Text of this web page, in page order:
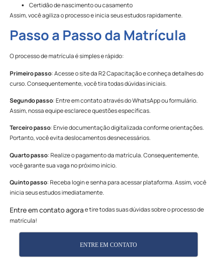
Certidão de nascimento ou casamento
Assim, você agiliza o processo e inicia seus estudos rapidamente.
Passo a Passo da Matrícula
O processo de matrícula é simples e rápido:
Primeiro passo: Acesse o site da R2 Capacitação e conheça detalhes do
curso. Consequentemente, você tira todas dúvidas iniciais.
Segundo passo: Entre em contato através do WhatsApp ou formulário.
Assim, nossa equipe esclarece questões específicas.
Terceiro passo: Envie documentação digitalizada conforme orientações.
Portanto, você evita deslocamentos desnecessários.
Quarto passo: Realize o pagamento da matrícula. Consequentemente,
você garante sua vaga no próximo início.
Quinto passo: Receba login e senha para acessar plataforma. Assim, você
inicia seus estudos imediatamente.
Entre em contato agorae tire todas suas dúvidas sobre o processo de
matrícula!
ENTRE EM CONTATO